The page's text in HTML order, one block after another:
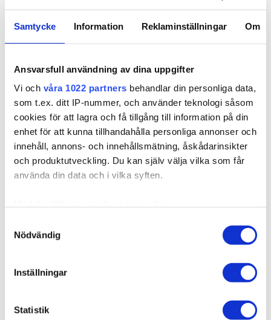
Samtycke Information Reklaminställningar Om
Ansvarsfull användning av dina uppgifter
Vi och våra 1022 partners behandlar din personliga data,
som t.ex. ditt IP-nummer, och använder teknologi såsom
cookies för att lagra och få tillgång till information på din
enhet för att kunna tillhandahålla personliga annonser och
innehåll, annons- och innehållsmätning, åskådarinsikter
och produktutveckling. Du kan själv välja vilka som får
använda din data och i vilka syften.
kan ha en noggrannhet på upp till flera meter
Ta reda på mer om hur dina personliga uppgifter
Du kan ändra eller dra tillbaka ditt samtycke när som
Nödvändig
Inställningar
Statistik
10NV/10V Sensation
10BS/12AS Dirty
Titanium Mix
10B/12NA Sunkissed
Beige
Sandy Brown Balayage
Loppuunmyyty
Nopeat toimitukset
LISÄÄ OSTOSKORIIN
Kuvaus
Kvalitet & Hoito
Related products